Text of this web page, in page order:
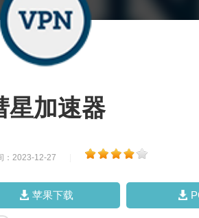
星加速器
：2023-12-27
苹果下载